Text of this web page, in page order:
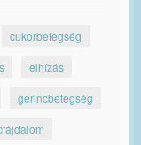
cukorbetegség
elhízás
gerincbetegség